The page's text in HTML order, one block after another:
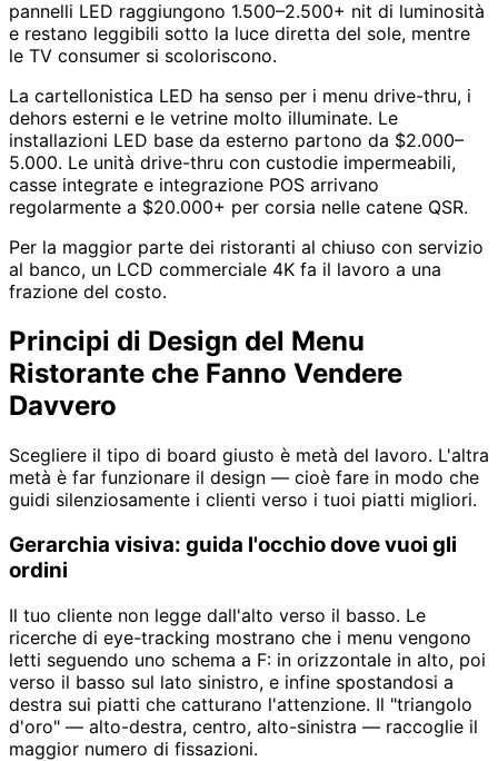
pannelli LED raggiungono 1.500–2.500+ nit di luminosità
e restano leggibili sotto la luce diretta del sole, mentre
le TV consumer si scoloriscono.
La cartellonistica LED ha senso per i menu drive-thru, i
dehors esterni e le vetrine molto illuminate. Le
installazioni LED base da esterno partono da $2.000–
5.000. Le unità drive-thru con custodie impermeabili,
casse integrate e integrazione POS arrivano
regolarmente a $20.000+ per corsia nelle catene QSR.
Per la maggior parte dei ristoranti al chiuso con servizio
al banco, un LCD commerciale 4K fa il lavoro a una
frazione del costo.
Principi di Design del Menu
Ristorante che Fanno Vendere
Davvero
Scegliere il tipo di board giusto è metà del lavoro. L'altra
metà è far funzionare il design — cioè fare in modo che
guidi silenziosamente i clienti verso i tuoi piatti migliori.
Gerarchia visiva: guida l'occhio dove vuoi gli
ordini
Il tuo cliente non legge dall'alto verso il basso. Le
ricerche di eye-tracking mostrano che i menu vengono
letti seguendo uno schema a F: in orizzontale in alto, poi
verso il basso sul lato sinistro, e infine spostandosi a
destra sui piatti che catturano l'attenzione. Il "triangolo
d'oro" — alto-destra, centro, alto-sinistra — raccoglie il
maggior numero di fissazioni.